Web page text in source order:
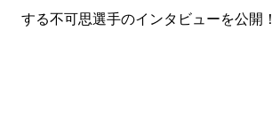
する不可思選手のインタビューを公開！